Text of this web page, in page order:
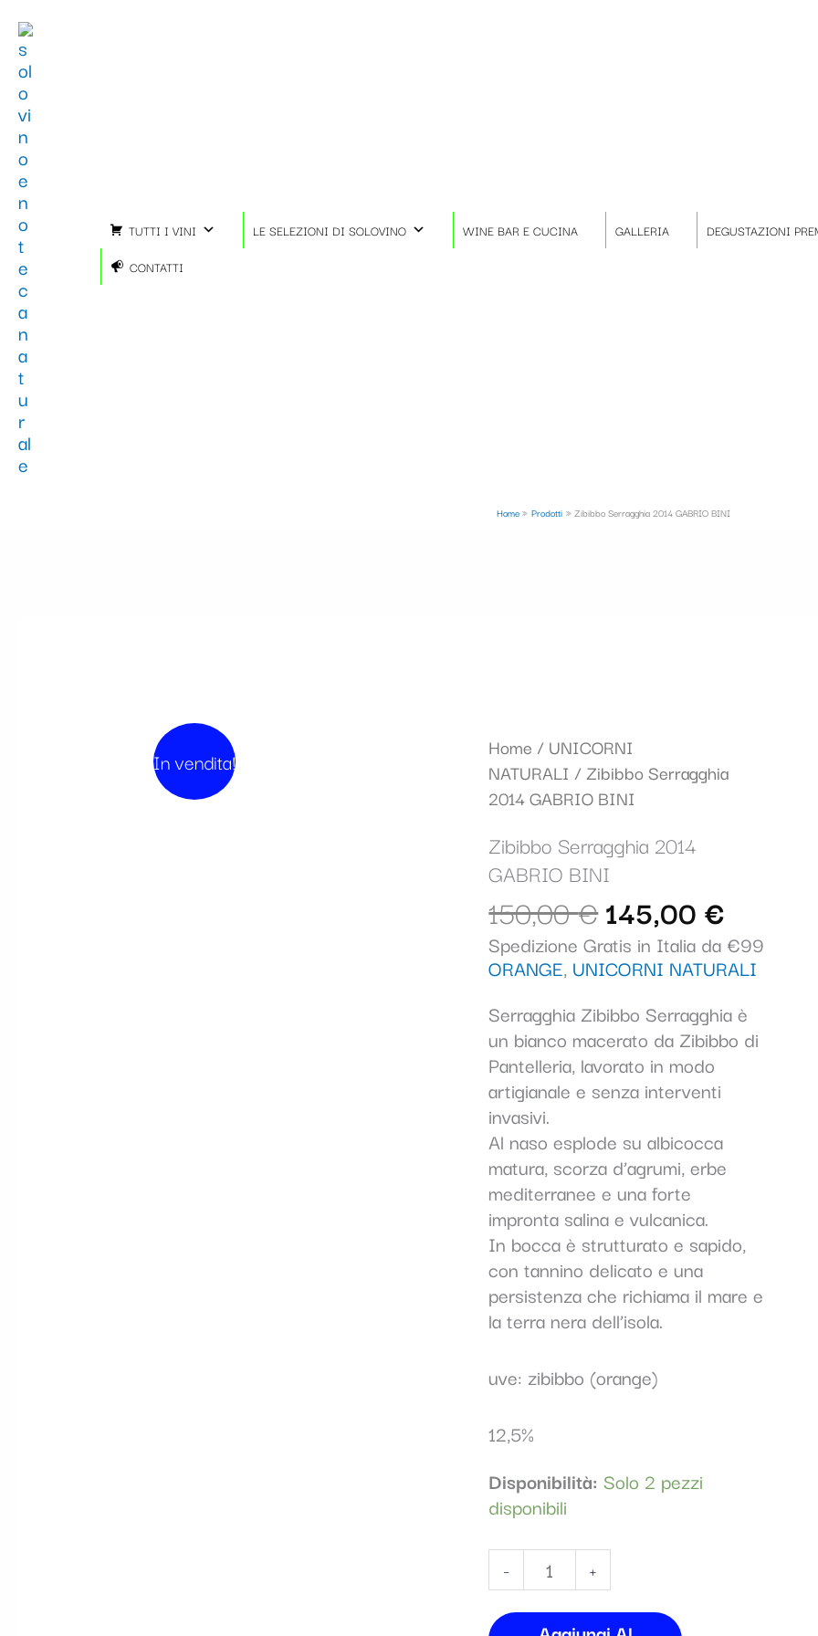
contenuto
TUTTI I VINI LE SELEZIONI DI SOLOVINO WINE BAR E CUCINA GALLERIA DEGUSTAZIONI
CONTATTI
Home Prodotti Zibibbo Serragghia 2014 GABRIO BINI
In vendita! Home / UNICORNI
NATURALI / Zibibbo Serragghia
2014 GABRIO BINI
Zibibbo Serragghia 2014
GABRIO BINI
150,00€
Il
prezzo
originale
150,00 €.
145,00 €
prezzo
Spedizione Gratis in Italia da €99
ORANGE, UNICORNI NATURALI
Serragghia Zibibbo Serragghia è
un bianco macerato da Zibibbo di
Pantelleria, lavorato in modo
artigianale e senza interventi
invasivi.
Al naso esplode su albicocca
matura, scorza d’agrumi, erbe
mediterranee e una forte
impronta salina e vulcanica.
In bocca è strutturato e sapido,
con tannino delicato e una
persistenza che richiama il mare e
la terra nera dell’isola.
uve: zibibbo (orange)
12,5%
Disponibilità: Solo 2 pezzi
disponibili
-
Zibibbo
Serragghia
2014
BINI
quantità
+